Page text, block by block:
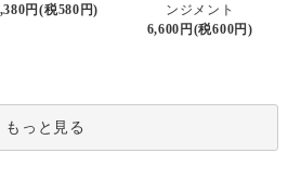
円(税580円)
ンジメント
6,600円(税600円)
もっと見る